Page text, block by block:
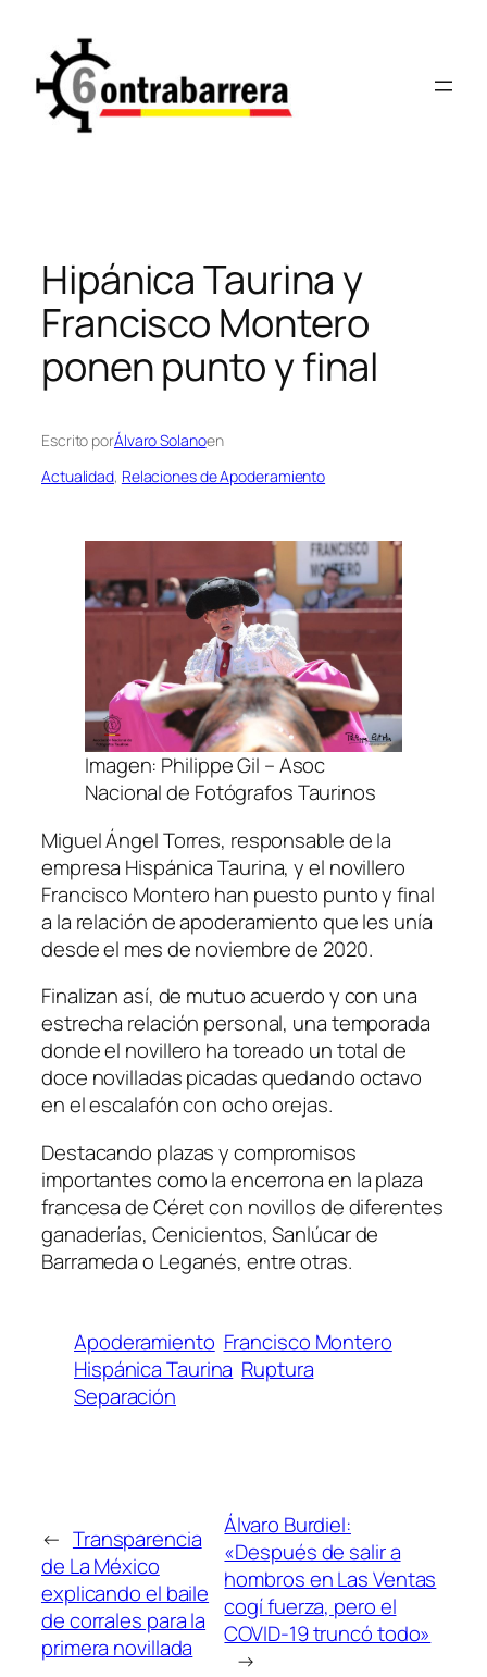
contenido
Hipánica Taurina y
Francisco Montero
ponen punto y final
Escrito porÁlvaro Solanoen
Actualidad, Relaciones de Apoderamiento
Imagen: Philippe Gil – Asoc
Nacional de Fotógrafos Taurinos
Miguel Ángel Torres, responsable de la
empresa Hispánica Taurina, y el novillero
Francisco Montero han puesto punto y final
a la relación de apoderamiento que les unía
desde el mes de noviembre de 2020.
Finalizan así, de mutuo acuerdo y con una
estrecha relación personal, una temporada
donde el novillero ha toreado un total de
doce novilladas picadas quedando octavo
en el escalafón con ocho orejas.
Destacando plazas y compromisos
importantes como la encerrona en la plaza
francesa de Céret con novillos de diferentes
ganaderías, Cenicientos, Sanlúcar de
Barrameda o Leganés, entre otras.
Apoderamiento Francisco Montero
Hispánica Taurina Ruptura
Separación
← Transparencia
de La México
explicando el baile
de corrales para la
primera novillada
Álvaro Burdiel:
«Después de salir a
hombros en Las Ventas
cogí fuerza, pero el
COVID-19 truncó todo»
→